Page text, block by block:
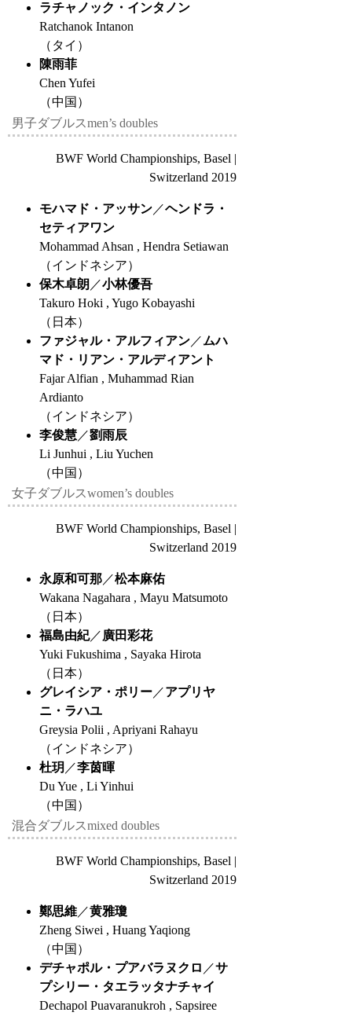
ラチャノック・インタノン
Ratchanok Intanon
（タイ）
陳雨菲
Chen Yufei
（中国）
男子ダブルスmen’s doubles
BWF World Championships, Basel |
Switzerland 2019
モハマド・アッサン／ヘンドラ・
セティアワン
Mohammad Ahsan , Hendra Setiawan
（インドネシア）
保木卓朗 ／小林優吾
Takuro Hoki , Yugo Kobayashi
（日本）
ファジャル・アルフィアン／ムハ
マド・リアン・アルディアント
Fajar Alfian , Muhammad Rian
Ardianto
（インドネシア）
李俊慧／劉雨辰
Li Junhui , Liu Yuchen
（中国）
女子ダブルスwomen’s doubles
BWF World Championships, Basel |
Switzerland 2019
永原和可那／松本麻佑
Wakana Nagahara , Mayu Matsumoto
（日本）
福島由紀／ 廣田彩花
Yuki Fukushima , Sayaka Hirota
（日本）
グレイシア・ポリー／アプリヤ
ニ・ラハユ
Greysia Polii , Apriyani Rahayu
（インドネシア）
杜玥 ／李茵暉
Du Yue , Li Yinhui
（中国）
混合ダブルスmixed doubles
BWF World Championships, Basel |
Switzerland 2019
鄭思維／黄雅瓊
Zheng Siwei , Huang Yaqiong
（中国）
デチャポル・プアバラヌクロ ／サ
プシリー・タエラッタナチャイ
Dechapol Puavaranukroh , Sapsiree